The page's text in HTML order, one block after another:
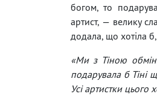
богом, то
артист, — велику
додала, що хотіла
«Ми з Тіною
подарувала б Тіні
Усі артистки цього